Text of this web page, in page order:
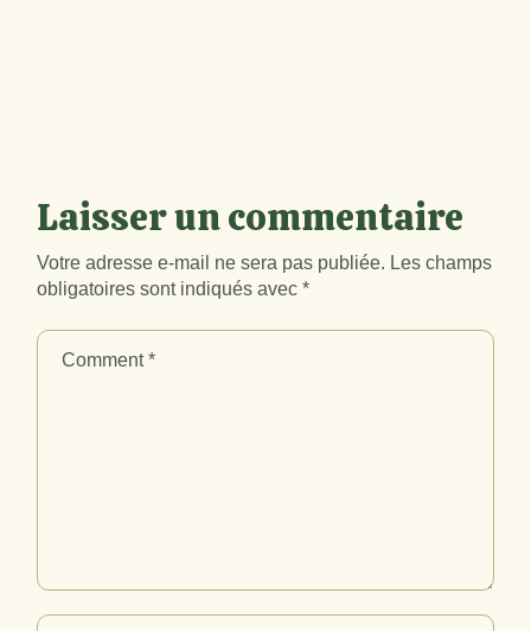
Laisser un commentaire
Votre adresse e-mail ne sera pas publiée. Les champs
obligatoires sont indiqués avec*